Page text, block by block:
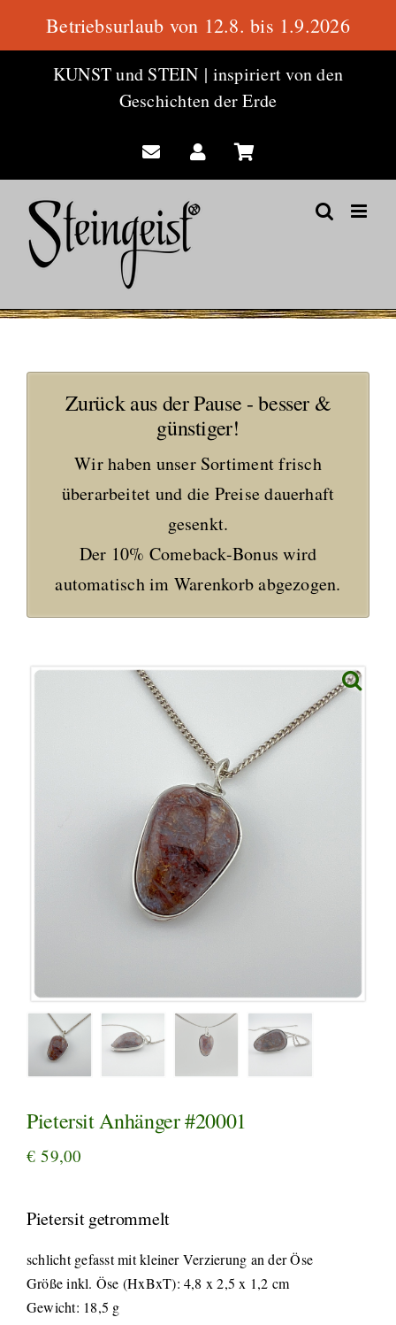
KUNST und STEIN | inspiriert von den
Geschichten der Erde
Zurück aus der Pause - besser &
günstiger!
Wir haben unser Sortiment frisch
überarbeitet und die Preise dauerhaft
gesenkt.
Der 10% Comeback-Bonus wird
automatisch im Warenkorb abgezogen.
Pietersit Anhänger #20001
€ 59,00
Pietersit getrommelt
schlicht gefasst mit kleiner Verzierung an der Öse
Größe inkl. Öse (HxBxT): 4,8 x 2,5 x 1,2 cm
Gewicht: 18,5 g
Betriebsurlaub von 12.8. bis 1.9.2026